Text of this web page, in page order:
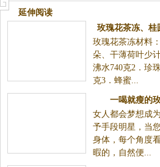
延伸阅读
玫瑰花茶冻、桂
玫瑰花茶冻材料
朵、干薄荷叶少
沸水740克2．珍
克3．蜂蜜...
一喝就瘦的
女人都会梦想成
予手段明星，当
身体，每个角度
暇的，自然便...